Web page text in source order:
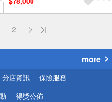
及使用6期以上分期0利率,需付
基本安裝運費)
2
！
more
分店資訊 保險服務
得獎公佈